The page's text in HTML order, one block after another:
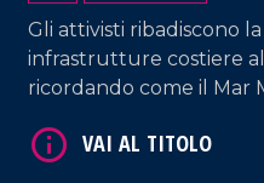
Gli attivisti ribadiscono
infrastrutture costiere
ricordando come il Mar
Interventi da parte del